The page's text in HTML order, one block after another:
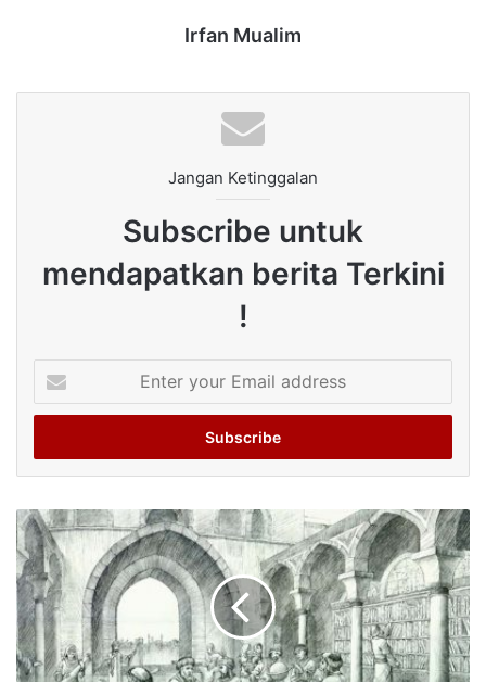
Irfan Mualim
Jangan Ketinggalan
Subscribe untuk
mendapatkan berita Terkini
!
your
Email